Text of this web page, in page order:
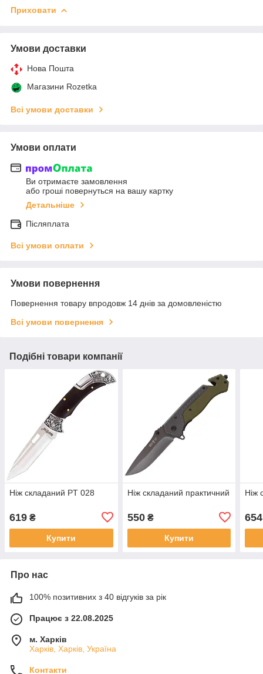
Приховати
Умови доставки
Нова Пошта
Магазини Rozetka
Всі умови доставки
Умови оплати
Ви отримаєте замовлення
або гроші повернуться на вашу картку
Детальніше
Післяплата
Всі умови оплати
Умови повернення
Повернення товару впродовж 14 днів за домовленістю
Всі умови повернення
Подібні товари компанії
Ніж складаний PT 028
619 ₴
Купити
Ніж складаний практичний
550₴
Купити
Ніж
654
Про нас
100% позитивних з 40 відгуків за рік
Працює з 22.08.2025
м. Харків
Харків, Харків, Україна
Контакти